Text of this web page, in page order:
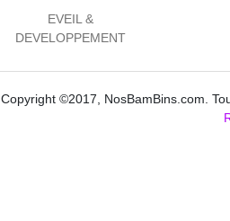
EVEIL &
DEVELOPPEMENT
Copyright ©2017, NosBamBins.com.